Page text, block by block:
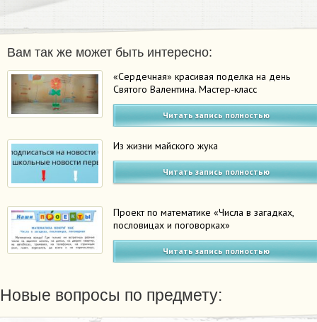
Вам так же может быть интересно:
«Сердечная» красивая поделка на день
Святого Валентина. Мастер-класс
Читать запись полностью
Из жизни майского жука
Читать запись полностью
Проект по математике «Числа в загадках,
пословицах и поговорках»
Читать запись полностью
Новые вопросы по предмету: